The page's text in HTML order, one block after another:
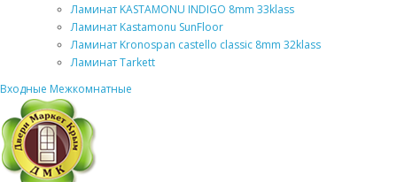
Ламинат KASTAMONU INDIGO 8mm 33klass
Ламинат Kastamonu SunFloor
Ламинат Kronospan castello classic 8mm 32klass
Ламинат Tarkett
Входные Межкомнатные